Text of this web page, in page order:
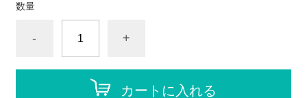
数量
- +
カートに入れる